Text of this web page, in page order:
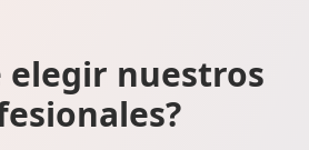
elegir nuestros